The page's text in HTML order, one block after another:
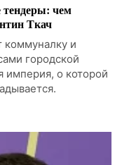
чем
Ткач
коммуналку и
городской
империя, о которой